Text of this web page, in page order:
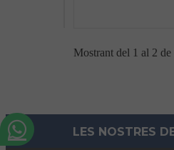
Mostrant del 1 al 2 de
LES NOSTRES